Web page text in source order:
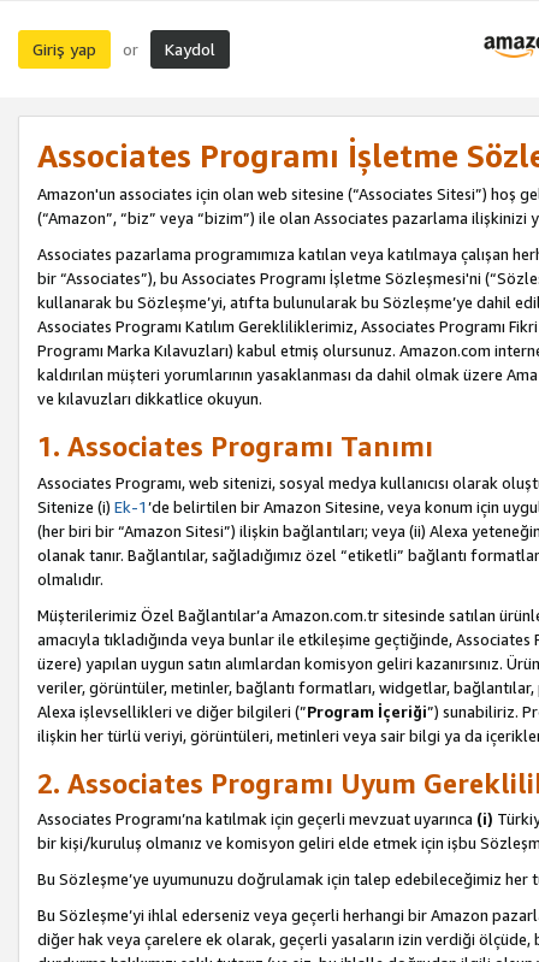
Giriş yap or Kaydol
Associates Programı İşletme
Amazon'un associates için olan web sitesine (“Associates Sitesi”) hoş
(“Amazon”, “biz” veya “bizim”) ile olan Associates pazarlama ilişkinizi
Associates pazarlama programımıza katılan veya katılmaya çalışan
bir “Associates”), bu Associates Programı İşletme Sözleşmesi'ni
kullanarak bu Sözleşme’yi, atıfta bulunularak bu Sözleşme’ye dahil
Associates Programı Katılım Gerekliliklerimiz, Associates Programı
Programı Marka Kılavuzları) kabul etmiş olursunuz. Amazon.com
kaldırılan müşteri yorumlarının yasaklanması da dahil olmak üzere
ve kılavuzları dikkatlice okuyun.
1. Associates Programı Tanımı
Associates Programı, web sitenizi, sosyal medya kullanıcısı olarak
Sitenize (i) Ek-1’de belirtilen bir Amazon Sitesine, veya konum için
(her biri bir “Amazon Sitesi”) ilişkin bağlantıları; veya (ii) Alexa
olanak tanır. Bağlantılar, sağladığımız özel “etiketli” bağlantı
olmalıdır.
Müşterilerimiz Özel Bağlantılar’a Amazon.com.tr sitesinde satılan
amacıyla tıkladığında veya bunlar ile etkileşime geçtiğinde,
üzere) yapılan uygun satın alımlardan komisyon geliri kazanırsınız.
veriler, görüntüler, metinler, bağlantı formatları, widgetlar,
Alexa işlevsellikleri ve diğer bilgileri (”Program İçeriği”) sunabiliriz.
ilişkin her türlü veriyi, görüntüleri, metinleri veya sair bilgi ya da içerikleri
2. Associates Programı Uyum
Associates Programı’na katılmak için geçerli mevzuat uyarınca (i)
bir kişi/kuruluş olmanız ve komisyon geliri elde etmek için işbu
Bu Sözleşme’ye uyumunuzu doğrulamak için talep edebileceğimiz
Bu Sözleşme’yi ihlal ederseniz veya geçerli herhangi bir Amazon
diğer hak veya çarelere ek olarak, geçerli yasaların izin verdiği